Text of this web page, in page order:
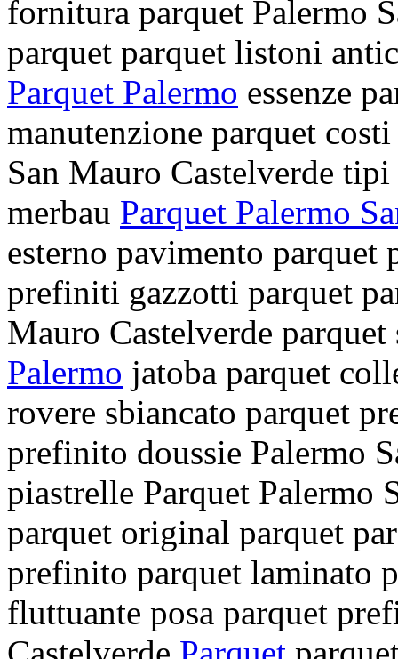
fornitura parquet Palermo
parquet parquet listoni
Parquet Palermo essenze
manutenzione parquet
San Mauro Castelverde tipi
merbau Parquet Palermo
esterno pavimento parquet
prefiniti gazzotti parquet
Mauro Castelverde
Palermo jatoba parquet
rovere sbiancato parquet
prefinito doussie Palermo
piastrelle Parquet Palermo
parquet original parquet
prefinito parquet laminato
fluttuante posa parquet